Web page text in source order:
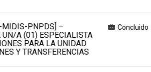
MIDIS-PNPDS] –
UN/A (01) ESPECIALISTA
PARA LA UNIDAD
Y TRANSFERENCIAS
Concluido